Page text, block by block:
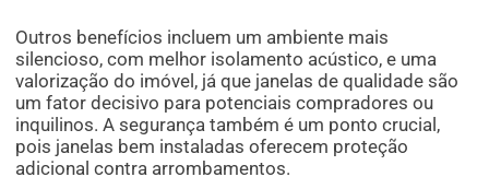
Outros benefícios incluem um ambiente mais
silencioso, com melhor isolamento acústico, e uma
valorização do imóvel, já que janelas de qualidade são
um fator decisivo para potenciais compradores ou
inquilinos. A segurança também é um ponto crucial,
pois janelas bem instaladas oferecem proteção
adicional contra arrombamentos.